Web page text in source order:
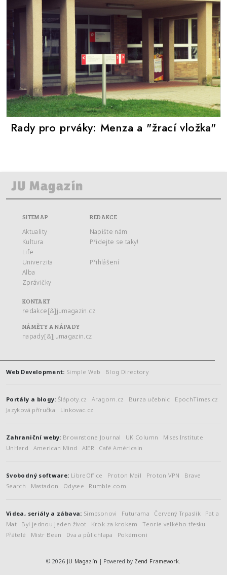
Rady pro prváky: Menza a "žrací vložka"
SITEMAP
Aktuality
Kultura
Life
Univerzita
Alba
Zprávičky
REDAKCE
Napište nám
Přidejte se taky!
Přihlášení
KONTAKT
redakce[&]jumagazin.cz
NÁMĚTY A NÁPADY
napady[&]jumagazin.cz
Web Development: Simple Web Blog Directory
Portály a blogy:Šlápoty.cz Aragorn.cz Burza učebnic
EpochTimes.cz
Jazyková příručka
Linkovac.cz
Zahraniční weby: Brownstone Journal UK Column
Mises Institute
UnHerd
American Mind AIER Café Américain
Svobodný software: LibreOffice Proton Mail Proton VPN
Brave
Search
Mastadon Odysee Rumble.com
Videa, seriály a zábava: Simpsonovi Futurama Červený Trpaslík
Pat a
Mat
Byl jednou jeden život Krok za krokem
Teorie velkého třesku
Přátelé
Mistr Bean Dva a půl chlapa Pokémoni
© 2026 JU Magazín | Powered by Zend Framework